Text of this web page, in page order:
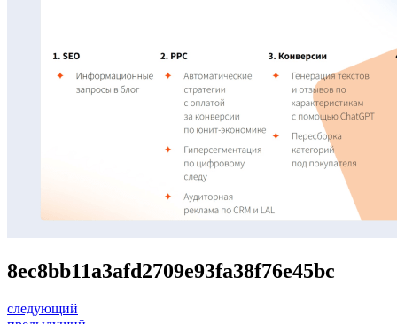
8ec8bb11a3afd2709e93fa38f76e45bc
следующий